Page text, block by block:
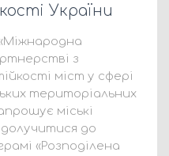
України
з
міст у сфері
територіальних
міські
до
«Розподілена